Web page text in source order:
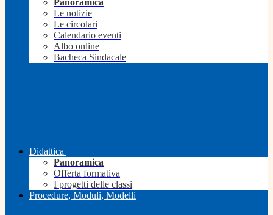
Panoramica
Le notizie
Le circolari
Calendario eventi
Albo online
Bacheca Sindacale
Didattica
Panoramica
Offerta formativa
I progetti delle classi
Procedure, Moduli, Modelli